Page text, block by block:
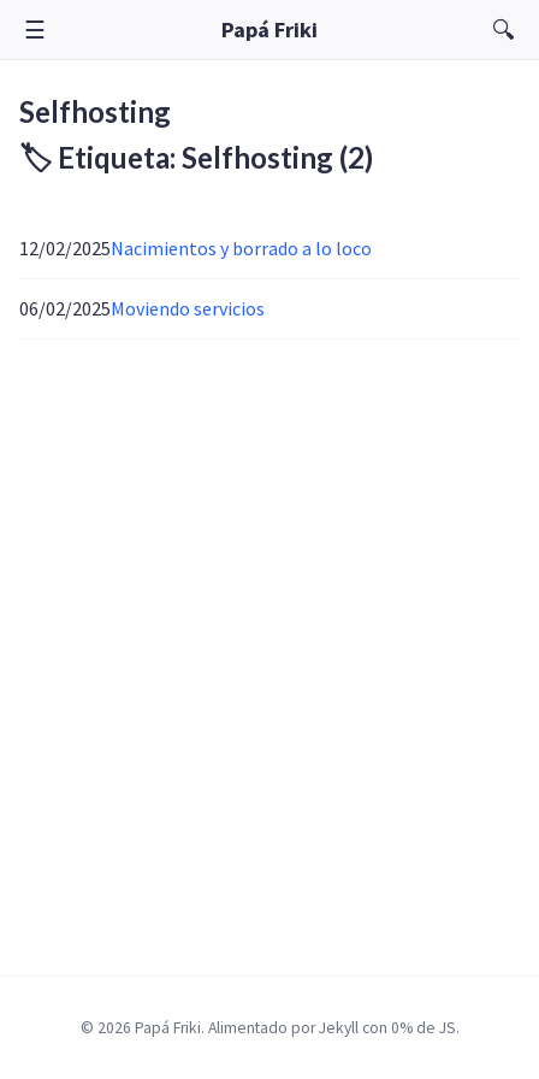
☰ Papá Friki 🔍
Selfhosting
🏷️ Etiqueta: Selfhosting (2)
12/02/2025Nacimientos y borrado a lo loco
06/02/2025Moviendo servicios
© 2026 Papá Friki. Alimentado por Jekyll con 0% de JS.